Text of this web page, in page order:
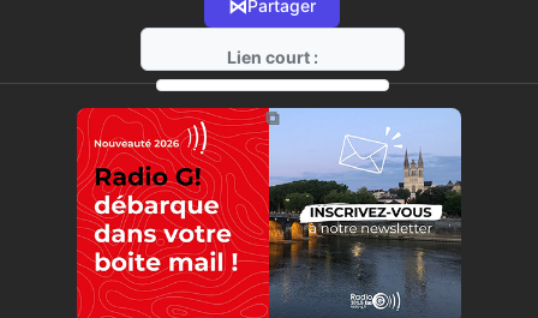
⋈Partager
Lien court :
https://radio-g.fr?r32
⧉